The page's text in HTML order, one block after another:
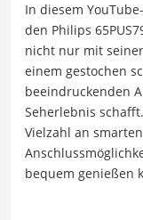
In diesem
den Philips
nicht nur mit
einem gestochen
beeindruckenden
Seherlebnis
Vielzahl an
bequem genießen